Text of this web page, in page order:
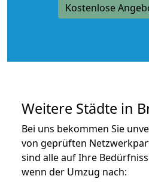
Kostenlose
Weitere Städte in
Bei uns bekommen Sie
von geprüften
sind alle auf Ihre
wenn der Umzug nach: